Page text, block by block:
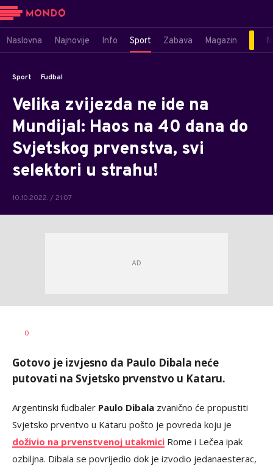
Naslovna Najnovije Info Sport Zabava Magazin
Sport Fudbal
Velika zvijezda ne ide na
Mundijal: Haos na 40 dana do
Svjetskog prvenstva, svi
selektori u strahu!
10.10.2022. / 21:07
AUTOR
0
Gotovo je izvjesno da Paulo Dibala neće
putovati na Svjetsko prvenstvo u Kataru.
Argentinski fudbaler Paulo Dibala zvanično će propustiti
Svjetsko prventvo u Kataru pošto je povreda koju je
doživio na prvenstvenoj utakmici Rome i Lečea ipak
ozbiljna. Dibala se povrijedio dok je izvodio jedanaesterac,